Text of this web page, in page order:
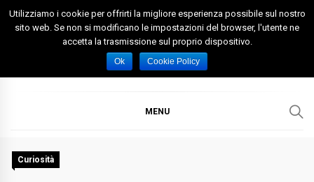
Skip
Spazio Foggia
Foggia News Calcio Eventi e Attività nella Capitanata
MENU
Curiosità
Utilizziamo i cookie per offrirti la migliore esperienza possibile sul nostro
sito web. Se non si modificano le impostazioni del browser, l'utente ne
accetta la trasmissione sul proprio dispositivo.
Ok Cookie Policy